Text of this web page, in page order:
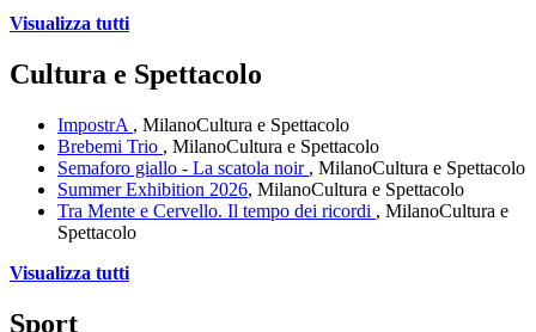
Visualizza tutti
Cultura e Spettacolo
ImpostrA , MilanoCultura e Spettacolo
Brebemi Trio , MilanoCultura e Spettacolo
Semaforo giallo - La scatola noir , MilanoCultura e Spettacolo
Summer Exhibition 2026, MilanoCultura e Spettacolo
Tra Mente e Cervello. Il tempo dei ricordi , MilanoCultura e
Spettacolo
Visualizza tutti
Sport